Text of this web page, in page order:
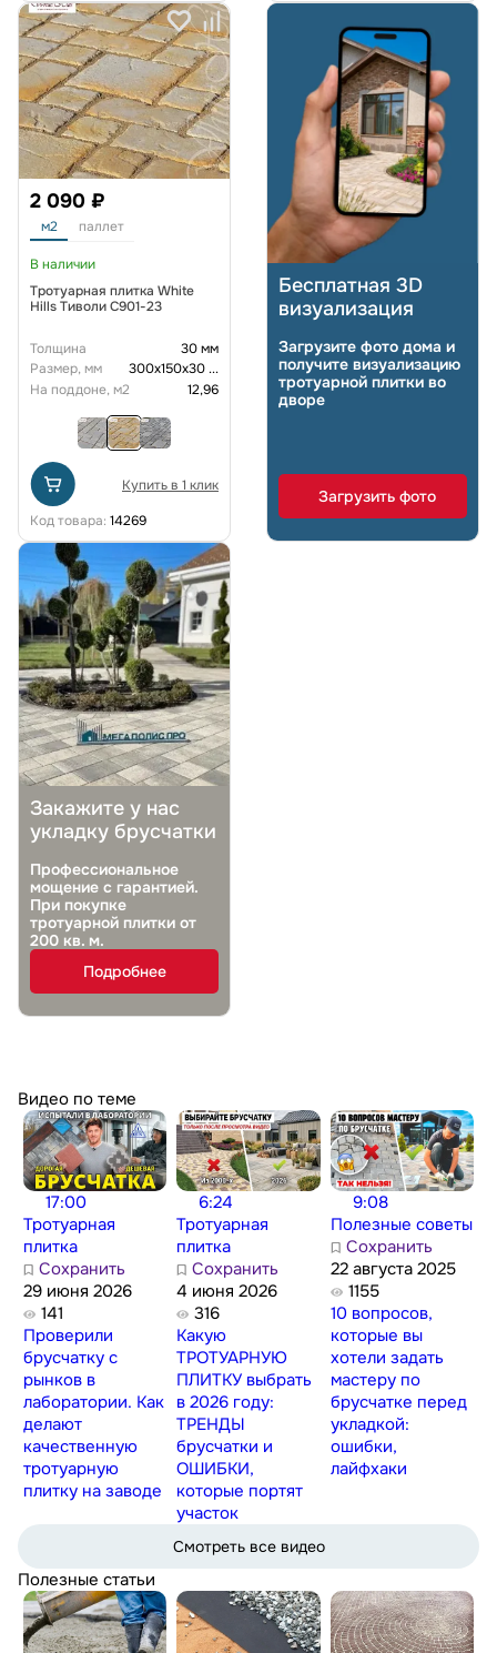
2 090 ₽
м2 паллет
В наличии
Тротуарная плитка White
Hills Тиволи C901-23
Толщина
30 мм
Размер, мм
300х150х30...
На поддоне, м2
12,96
Купить в 1 клик
Код товара: 14269
Бесплатная 3D
визуализация
Загрузите фото дома и
получите визуализацию
тротуарной плитки во
дворе
Загрузить фото
Закажите у нас
укладку брусчатки
Профессиональное
мощение с гарантией.
При покупке
тротуарной плитки от
200 кв. м.
Подробнее
Видео по теме
17:00
Тротуарная
плитка
Сохранить
29 июня 2026
141
Проверили
брусчатку с
рынков в
лаборатории. Как
делают
качественную
тротуарную
плитку на заводе
6:24
Тротуарная
плитка
Сохранить
4 июня 2026
316
Какую
ТРОТУАРНУЮ
ПЛИТКУ выбрать
в 2026 году:
ТРЕНДЫ
брусчатки и
ОШИБКИ,
которые портят
участок
9:08
Полезные советы
Сохранить
22 августа 2025
1155
10 вопросов,
которые вы
хотели задать
мастеру по
брусчатке перед
укладкой:
ошибки,
лайфхаки
Смотреть все видео
Полезные статьи